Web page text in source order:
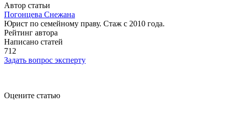
Автор статьи
Погонцева Снежана
Юрист по семейному праву. Стаж с 2010 года.
Рейтинг автора
Написано статей
712
Задать вопрос эксперту
Оцените статью